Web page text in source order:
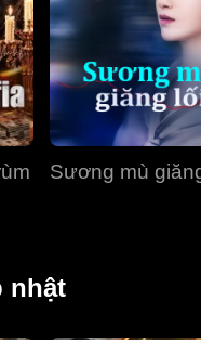
Sương mù
nhật